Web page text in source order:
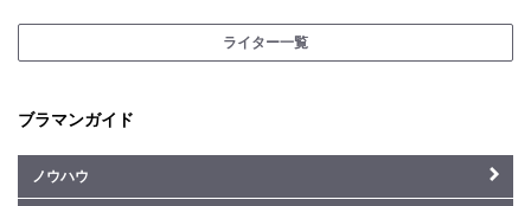
ライター一覧
ブラマンガイド
ノウハウ